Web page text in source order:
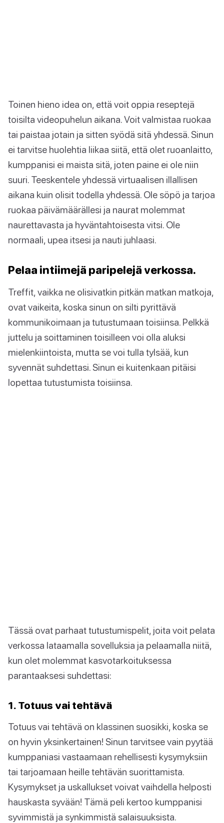
Toinen hieno idea on, että voit oppia reseptejä
toisilta videopuhelun aikana. Voit valmistaa ruokaa
tai paistaa jotain ja sitten syödä sitä yhdessä. Sinun
ei tarvitse huolehtia liikaa siitä, että olet ruoanlaitto,
kumppanisi ei maista sitä, joten paine ei ole niin
suuri. Teeskentele yhdessä virtuaalisen illallisen
aikana kuin olisit todella yhdessä. Ole söpö ja tarjoa
ruokaa päivämäärällesi ja naurat molemmat
naurettavasta ja hyväntahtoisesta vitsi. Ole
normaali, upea itsesi ja nauti juhlaasi.
Pelaa intiimejä paripelejä verkossa.
Treffit, vaikka ne olisivatkin pitkän matkan matkoja,
ovat vaikeita, koska sinun on silti pyrittävä
kommunikoimaan ja tutustumaan toisiinsa. Pelkkä
juttelu ja soittaminen toisilleen voi olla aluksi
mielenkiintoista, mutta se voi tulla tylsää, kun
syvennät suhdettasi. Sinun ei kuitenkaan pitäisi
lopettaa tutustumista toisiinsa.
Tässä ovat parhaat tutustumispelit, joita voit pelata
verkossa lataamalla sovelluksia ja pelaamalla niitä,
kun olet molemmat kasvotarkoituksessa
parantaaksesi suhdettasi:
1. Totuus vai tehtävä
Totuus vai tehtävä on klassinen suosikki, koska se
on hyvin yksinkertainen! Sinun tarvitsee vain pyytää
kumppaniasi vastaamaan rehellisesti kysymyksiin
tai tarjoamaan heille tehtävän suorittamista.
Kysymykset ja uskallukset voivat vaihdella helposti
hauskasta syvään! Tämä peli kertoo kumppanisi
syvimmistä ja synkimmistä salaisuuksista.